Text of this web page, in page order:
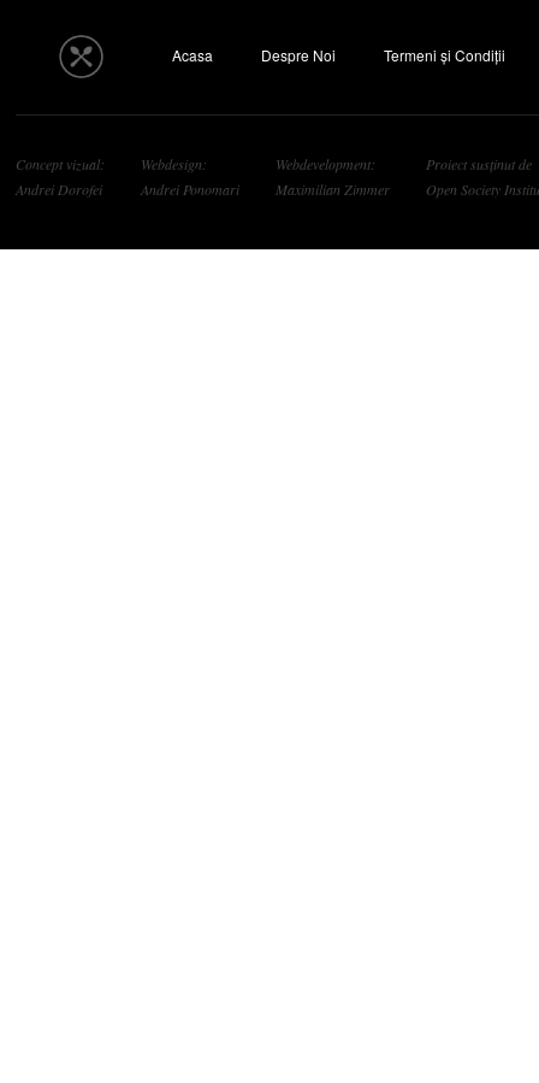
Acasa Despre Noi Termeni și Condiții
Concept vizual:
Andrei Dorofei
Webdesign:
Andrei Ponomari
Webdevelopment:
Maximilian Zimmer
Proiect susținut de
Open Society